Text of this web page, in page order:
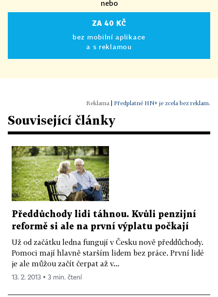
nebo
ZA 40 KČ
bez mobilní aplikace
a s reklamou
Předplatné HN+ je zcela bez reklam.
Související články
Předdůchody lidi táhnou. Kvůli penzijní
reformě si ale na první výplatu počkají
Už od začátku ledna fungují v Česku nově předdůchody.
Pomoci mají hlavně starším lidem bez práce. První lidé
je ale můžou začít čerpat až v...
13. 2. 2013 ▪ 3 min. čtení